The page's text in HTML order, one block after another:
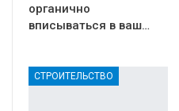
органично
вписываться в ваш…
СТРОИТЕЛЬСТВО